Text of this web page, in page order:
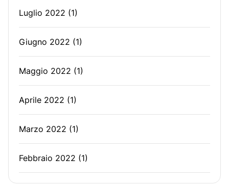
Luglio 2022 (1)
Giugno 2022 (1)
Maggio 2022 (1)
Aprile 2022 (1)
Marzo 2022 (1)
Febbraio 2022 (1)